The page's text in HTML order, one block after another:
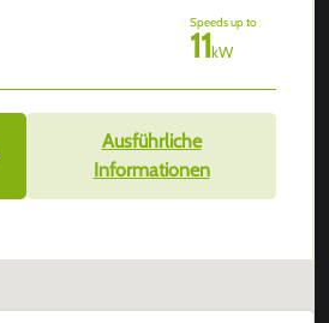
Speeds up to
11kW
Ausführliche
Informationen